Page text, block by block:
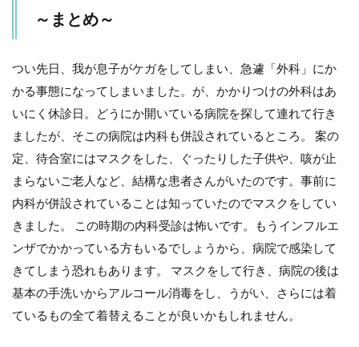
～まとめ～
つい先日、我が息子がケガをしてしまい、急遽「外科」にか
かる事態になってしまいました。が、かかりつけの外科はあ
いにく休診日。どうにか開いている病院を探して連れて行き
ましたが、そこの病院は内科も併設されているところ。 案の
定、待合室にはマスクをした、ぐったりした子供や、咳が止
まらないご老人など、結構な患者さんがいたのです。事前に
内科が併設されていることは知っていたのでマスクをしてい
きました。 この時期の内科受診は怖いです。もうインフルエ
ンザでかかっている方もいるでしょうから、病院で感染して
きてしまう恐れもあります。 マスクをして行き、病院の後は
基本の手洗いからアルコール消毒をし、うがい、さらには着
ているもの全て着替えることが良いかもしれません。